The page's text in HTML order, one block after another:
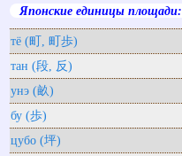
Японские единицы площади:
тё (町, 町歩)
тан (段, 反)
унэ (畝)
бу (歩)
цубо (坪)